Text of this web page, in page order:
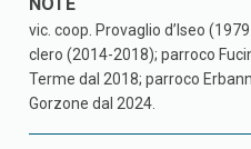
vic. coop. Provaglio d’Iseo
clero (2014-2018); parroco
Terme dal 2018; parroco
Gorzone dal 2024.